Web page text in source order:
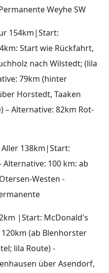
Weyhe SW
154km|Start:
Start wie Rückfahrt,
nach Wilstedt; (lila
79km (hinter
Horstedt, Taaken
– Alternative: 82km Rot-
Aller 138km|Start:
100 km: ab
Westen -
|Start: McDonald's
(ab Blenhorster
lila Route) -
über Asendorf,